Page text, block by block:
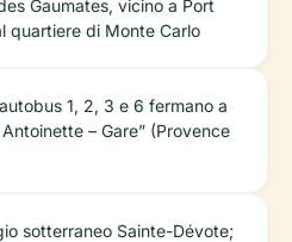
Gaumates, vicino a Port
quartiere di Monte Carlo
1, 2, 3 e 6 fermano a
Antoinette – Gare” (Provence
sotterraneo Sainte-Dévote;